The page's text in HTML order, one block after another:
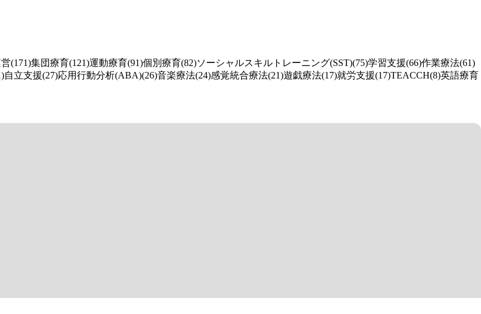
(171)集団療育(121)運動療育(91)個別療育(82)ソーシャルスキルトレーニング(SST)(75)学習支援(66)作業療法(61)
自立支援(27)応用行動分析(ABA)(26)音楽療法(24)感覚統合療法(21)遊戯療法(17)就労支援(17)TEACCH(8)英語療育